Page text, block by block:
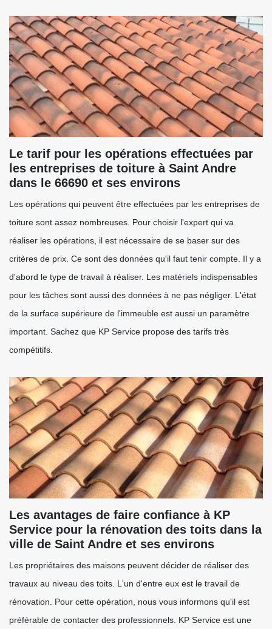
Le tarif pour les opérations effectuées par
les entreprises de toiture à Saint Andre
dans le 66690 et ses environs
Les opérations qui peuvent être effectuées par les entreprises de
toiture sont assez nombreuses. Pour choisir l'expert qui va
réaliser les opérations, il est nécessaire de se baser sur des
critères de prix. Ce sont des données qu'il faut tenir compte. Il y a
d'abord le type de travail à réaliser. Les matériels indispensables
pour les tâches sont aussi des données à ne pas négliger. L'état
de la surface supérieure de l'immeuble est aussi un paramètre
important. Sachez que KP Service propose des tarifs très
compétitifs.
Les avantages de faire confiance à KP
Service pour la rénovation des toits dans la
ville de Saint Andre et ses environs
Les propriétaires des maisons peuvent décider de réaliser des
travaux au niveau des toits. L'un d'entre eux est le travail de
rénovation. Pour cette opération, nous vous informons qu'il est
préférable de contacter des professionnels. KP Service est une